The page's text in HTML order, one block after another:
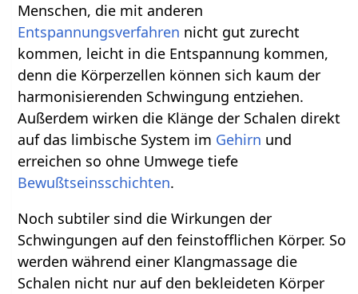
Menschen, die mit anderen
Entspannungsverfahren nicht gut zurecht
kommen, leicht in die Entspannung kommen,
denn die Körperzellen können sich kaum der
harmonisierenden Schwingung entziehen.
Außerdem wirken die Klänge der Schalen direkt
auf das limbische System im Gehirn und
erreichen so ohne Umwege tiefe
Bewußtseinsschichten.
Noch subtiler sind die Wirkungen der
Schwingungen auf den feinstofflichen Körper. So
werden während einer Klangmassage die
Schalen nicht nur auf den bekleideten Körper